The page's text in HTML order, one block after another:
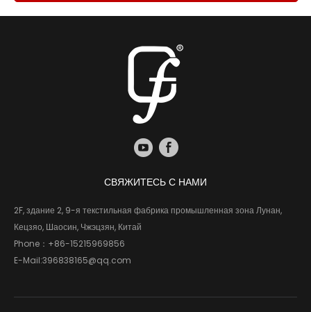
СВЯЖИТЕСЬ С НАМИ
2F, здание 2, 9-я текстильная фабрика промышленная зона Лунан,
Кецзяо, Шаосин, Чжэцзян, Китай
Phone： +86-15215969856
E-Mail:396838165@qq.com